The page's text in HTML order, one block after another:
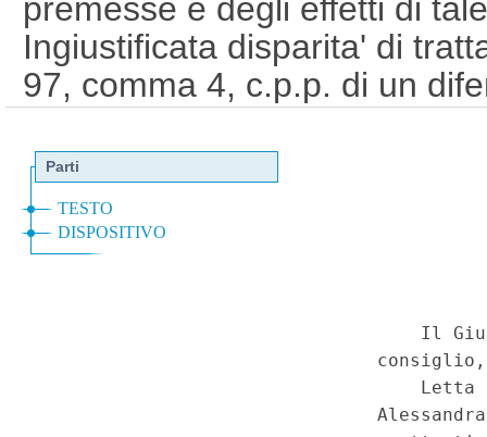
premesse e degli effetti di
Ingiustificata disparita' di
97, comma 4, c.p.p. di un
l'altro legittimato alla
Presidente della Repubblica
116 e 117. - Costituzione,